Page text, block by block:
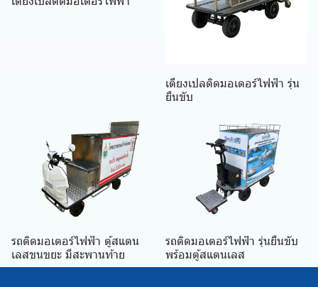
เตียงเปลติดมอเตอร์ไฟฟ้า รุ่น
ยืนขับ
รถติดมอเตอร์ไฟฟ้า ตู้สแตน
เลสขนขยะ มีสะพานท้าย
รถติดมอเตอร์ไฟฟ้า รุ่นยืนขับ
พร้อมตู้สแตนเลส